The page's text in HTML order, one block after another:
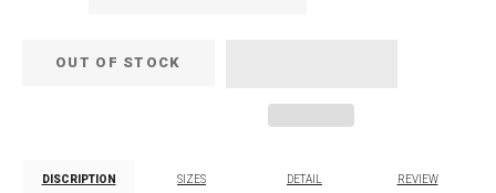
OUT OF STOCK
DISCRIPTION SIZES DETAIL REVIEW